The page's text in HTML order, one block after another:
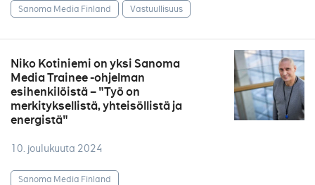
Sanoma Media Finland Vastuullisuus
Niko Kotiniemi on yksi Sanoma
Media Trainee -ohjelman
esihenkilöistä – "Työ on
merkityksellistä, yhteisöllistä ja
energistä"
10. joulukuuta 2024
Sanoma Media Finland